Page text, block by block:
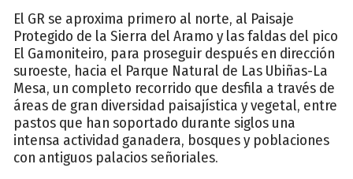
El GR se aproxima primero al norte, al Paisaje
Protegido de la Sierra del Aramo y las faldas del pico
El Gamoniteiro, para proseguir después en dirección
suroeste, hacia el Parque Natural de Las Ubiñas-La
Mesa, un completo recorrido que desfila a través de
áreas de gran diversidad paisajística y vegetal, entre
pastos que han soportado durante siglos una
intensa actividad ganadera, bosques y poblaciones
con antiguos palacios señoriales.